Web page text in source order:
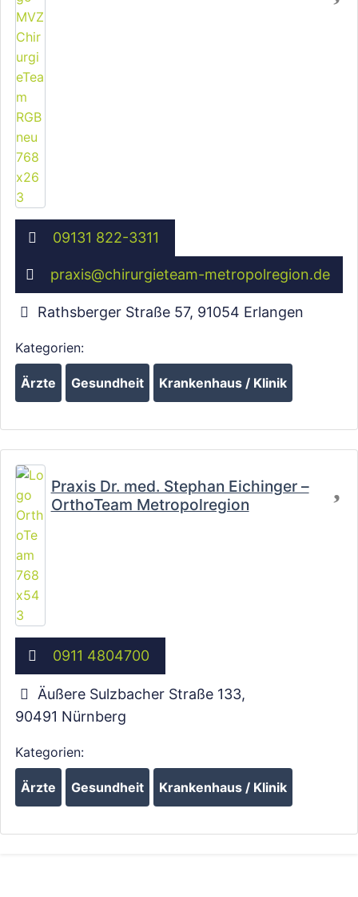
Wird geladen …
09131 822-3311
praxis@chirurgieteam-metropolregion.de
Rathsberger Straße 57, 91054 Erlangen
Kategorien:
Ärzte Gesundheit Krankenhaus / Klinik
Praxis Dr. med. Stephan Eichinger –
OrthoTeam Metropolregion
0911 4804700
Äußere Sulzbacher Straße 133,
90491 Nürnberg
Kategorien:
Ärzte Gesundheit Krankenhaus / Klinik